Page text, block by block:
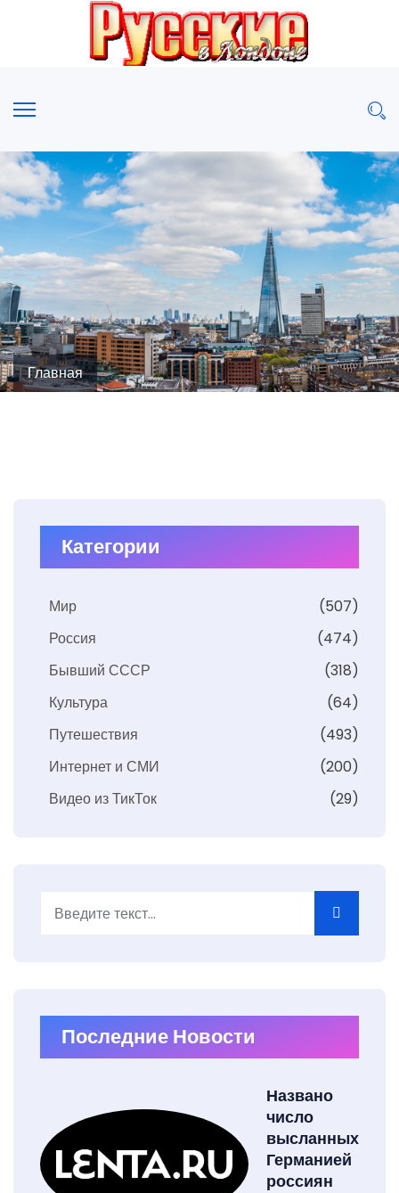
Главная
Категории
Мир
(507)
Россия
(474)
Бывший СССР
(318)
Культура
(64)
Путешествия
(493)
Интернет и СМИ
(200)
Видео из ТикТок
(29)
Последние Новости
Названо
число
высланных
Германией
россиян